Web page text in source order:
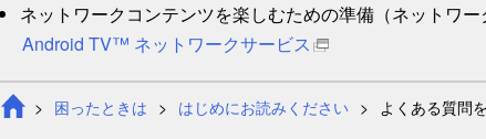
ネットワークコンテンツを楽しむための準備（ネットワ
Android TV™ ネットワークサービス
困ったときは はじめにお読みください よくある質問